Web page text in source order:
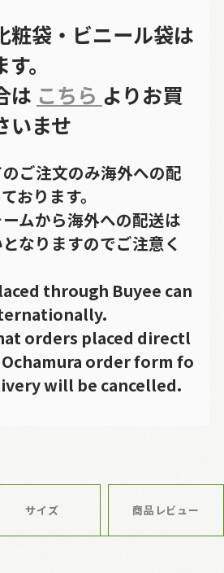
粧袋・ビニール袋は
。
は こちら よりお買
いませ
ご注文のみ海外への配
おります。
ムから海外への配送は
なりますのでご注意く
through Buyee can
orders placed directl
order form fo
will be cancelled.
サイズ 商品レビュー